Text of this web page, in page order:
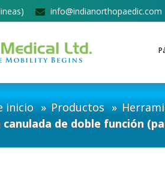
info@indianorthopaedic.com
inicio Productos
canulada de doble función